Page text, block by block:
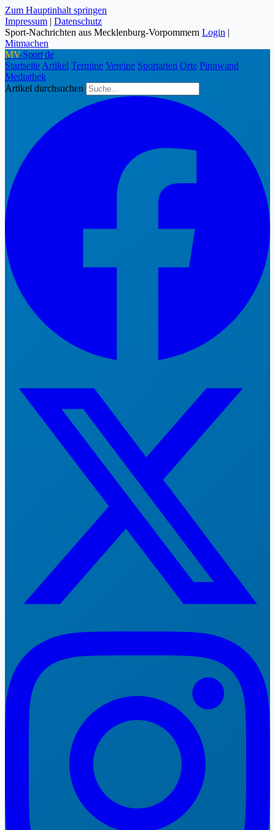
Zum Hauptinhalt springen
Impressum | Datenschutz
Sport-Nachrichten aus Mecklenburg-Vorpommern Login |
Mitmachen
MV-Sport.de
Startseite Artikel Termine Vereine Sportarten Orte Pinnwand
Mediathek
Artikel durchsuchen